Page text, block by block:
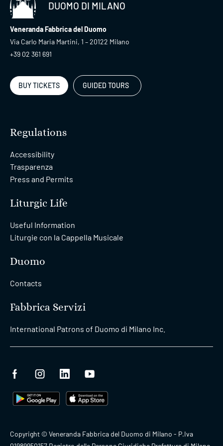
DUOMO DI MILANO
Veneranda Fabbrica del Duomo
Via Carlo Maria Martini, 1 – 20122 Milano
+39 02 361 691
BUY TICKETS GUIDED TOURS
Regulations
Accessibility
Trasparenza
Press and Permits
Liturgic Life
Useful Information
Liturgie con la Cappella Musicale
Duomo
Contacts
Fabbrica Servizi
International Patrons of Duomo di Milano Inc.
Copyright © Veneranda Fabbrica del Duomo di Milano - P.Iva